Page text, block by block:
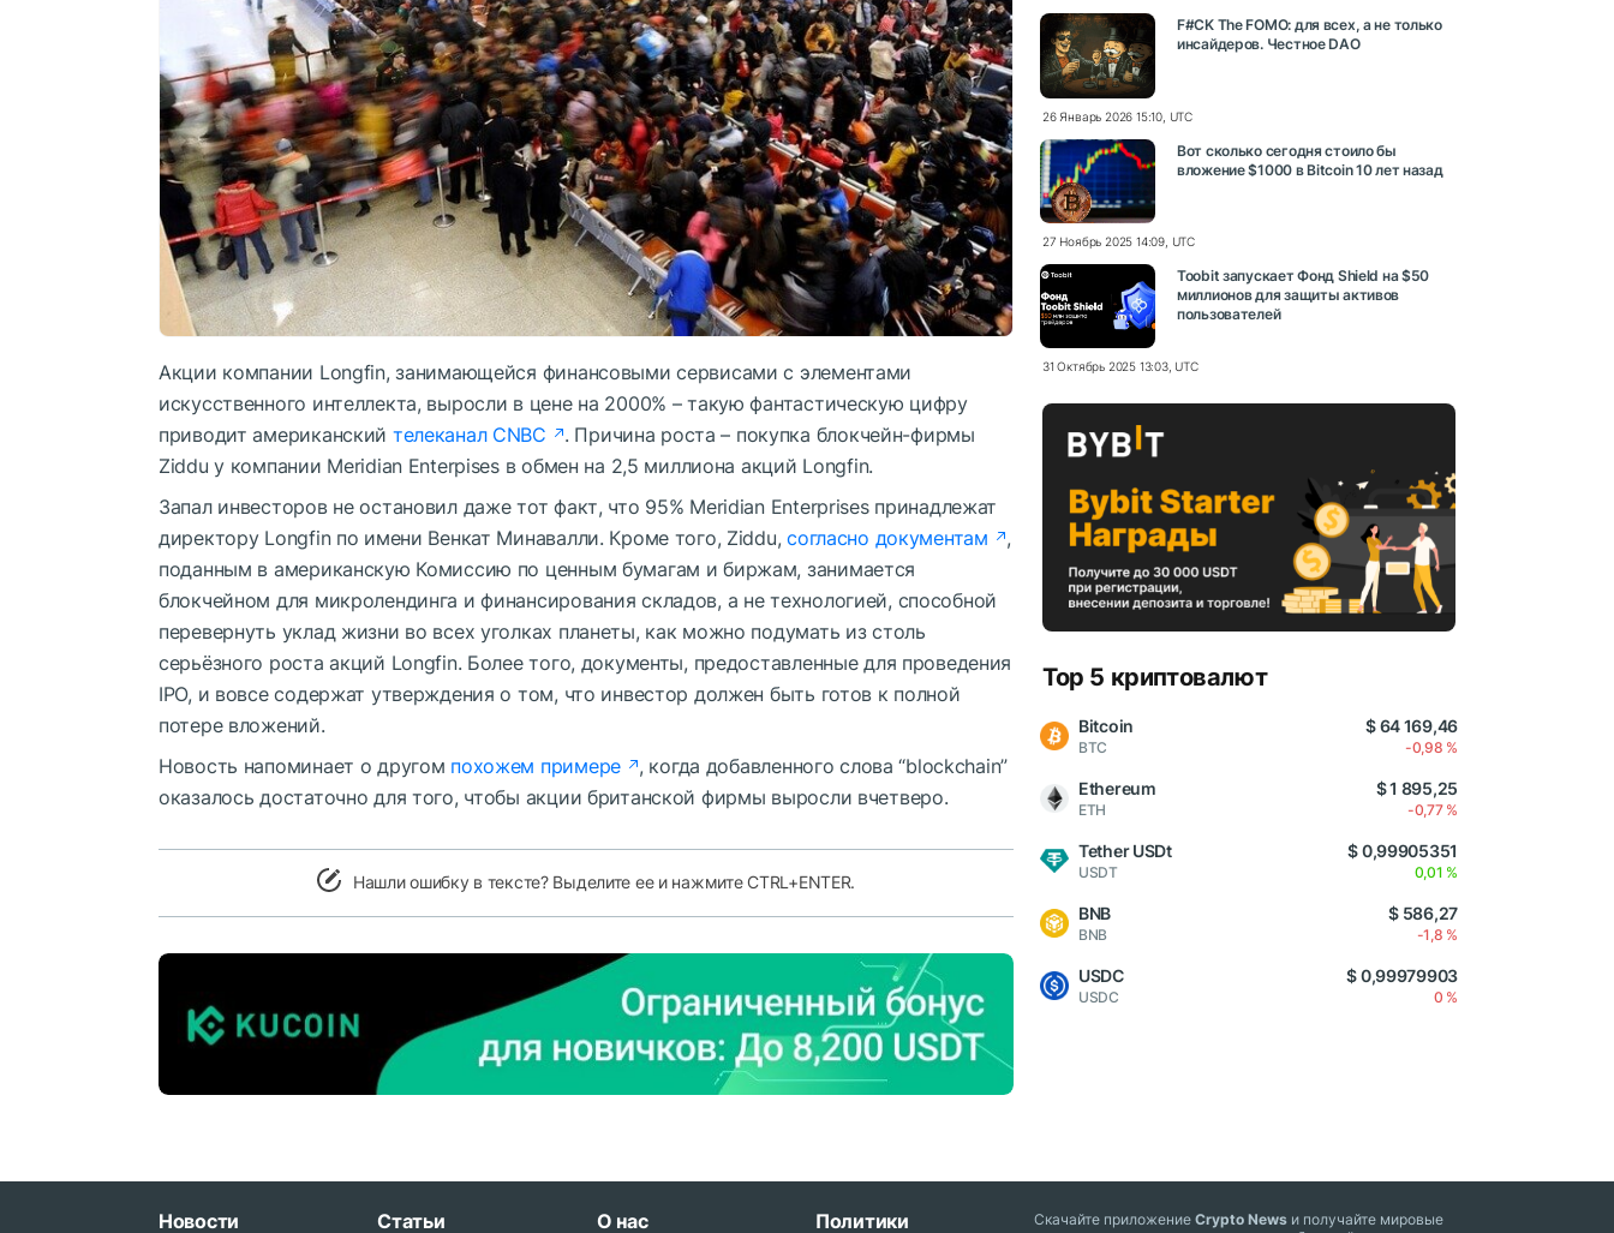
Акции компании Longfin, занимающейся финансовыми сервисами с элементами
искусственного интеллекта, выросли в цене на 2000% – такую фантастическую цифру
приводит американский телеканал CNBC
. Причина роста – покупка блокчейн-фирмы
Ziddu у компании Meridian Enterpises в обмен на 2,5 миллиона акций Longfin.
Запал инвесторов не остановил даже тот факт, что 95% Meridian Enterprises принадлежат
директору Longfin по имени Венкат Минавалли. Кроме того, Ziddu,согласно документам
,
поданным в американскую Комиссию по ценным бумагам и биржам, занимается
блокчейном для микролендинга и финансирования складов, а не технологией, способной
перевернуть уклад жизни во всех уголках планеты, как можно подумать из столь
серьёзного роста акций Longfin. Более того, документы, предоставленные для проведения
IPO, и вовсе содержат утверждения о том, что инвестор должен быть готов к полной
потере вложений.
Новость напоминает о другом похожем примере
, когда добавленного слова “blockchain”
оказалось достаточно для того, чтобы акции британской фирмы выросли вчетверо.
Нашли ошибку в тексте? Выделите ее и нажмите CTRL+ENTER.
F#CK The FOMO: для всех, а не только
инсайдеров. Честное DAO
26 Январь 2026 15:10, UTC
Вот сколько сегодня стоило бы
вложение $1000 в Bitcoin 10 лет назад
27 Ноябрь 2025 14:09, UTC
Toobit запускает Фонд Shield на $50
миллионов для защиты активов
пользователей
31 Октябрь 2025 13:03, UTC
Top 5 криптовалют
Bitcoin
BTC
$ 64 169,46
-0,98 %
Ethereum
ETH
$ 1 895,25
-0,77 %
Tether USDt
USDT
$ 0,99905351
0,01 %
BNB
BNB
$ 586,27
-1,8 %
USDC
USDC
$ 0,99979903
0 %
Новости Статьи О нас Политики Скачайте приложениеCrypto News и получайте мировые